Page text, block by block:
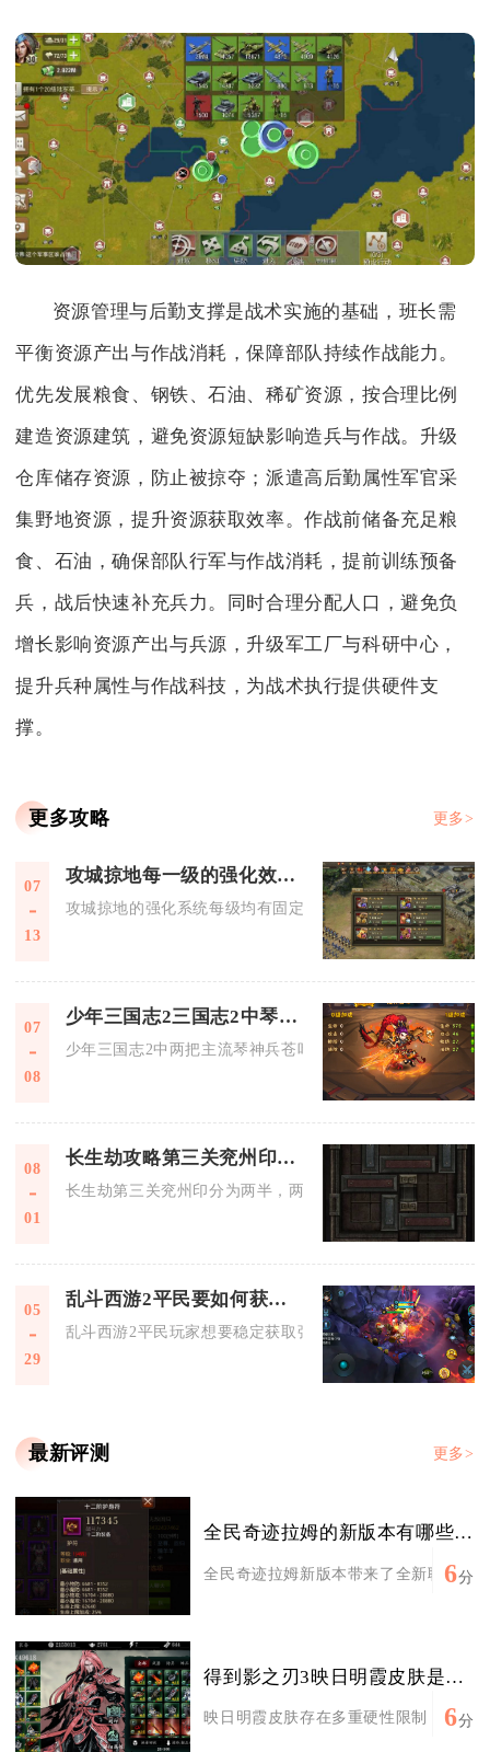
资源管理与后勤支撑是战术实施的基础，班长需
平衡资源产出与作战消耗，保障部队持续作战能力。
优先发展粮食、钢铁、石油、稀矿资源，按合理比例
建造资源建筑，避免资源短缺影响造兵与作战。升级
仓库储存资源，防止被掠夺；派遣高后勤属性军官采
集野地资源，提升资源获取效率。作战前储备充足粮
食、石油，确保部队行军与作战消耗，提前训练预备
兵，战后快速补充兵力。同时合理分配人口，避免负
增长影响资源产出与兵源，升级军工厂与科研中心，
提升兵种属性与作战科技，为战术执行提供硬件支
撑。
更多攻略 更多>
07
13
攻城掠地每一级的强化效果如何
攻城掠地的强化系统每级均有固定属性增益与特殊机制解锁
07
08
少年三国志2三国志2中琴神兵技能如何使用
少年三国志2中两把主流琴神兵苍叶绿绮琴与枯桐焦尾琴需
08
01
长生劫攻略第三关兖州印的下落在哪里
长生劫第三关兖州印分为两半，两半道具全部藏在秦始皇陵
05
29
乱斗西游2平民要如何获取强力法宝
乱斗西游2平民玩家想要稳定获取强力法宝，核心思路是优
最新评测 更多>
全民奇迹拉姆的新版本有哪些更新内容
全民奇迹拉姆新版本带来了全新职业圣
6分
得到影之刃3映日明霞皮肤是否有限制
映日明霞皮肤存在多重硬性限制，并非
6分